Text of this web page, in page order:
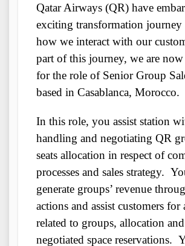
Qatar Airways (QR) have
exciting transformation journey
how we interact with our
part of this journey, we are
for the role of Senior Group
based in Casablanca, Morocco.
In this role, you assist station
handling and negotiating QR
seats allocation in respect of
processes and sales strategy.
generate groups’ revenue
actions and assist customers for
related to groups, allocation and
negotiated space reservations.